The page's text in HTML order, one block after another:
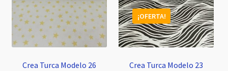
Crea Turca Modelo 26
Crea Turca Modelo 23
¡OFERTA!